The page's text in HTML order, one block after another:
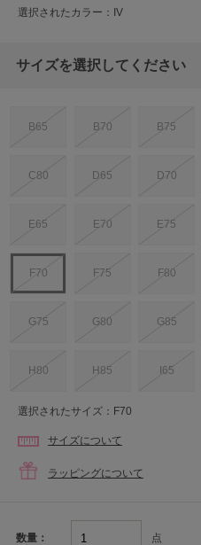
選択されたカラー：IV
サイズを選択してください
B65 B70 B75
C80 D65 D70
E65 E70 E75
F70 F75 F80
G75 G80 G85
H80 H85 I65
選択されたサイズ：F70
サイズについて
ラッピングについて
数量： 点